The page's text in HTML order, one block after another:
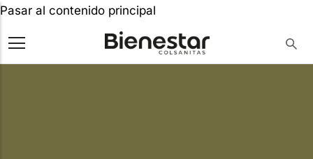
Pasar al contenido principal